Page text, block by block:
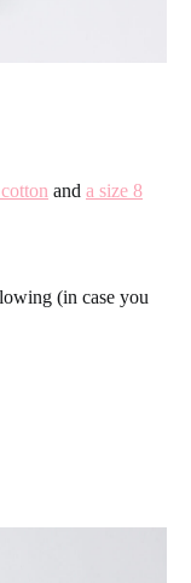
and a size 8
(in case you